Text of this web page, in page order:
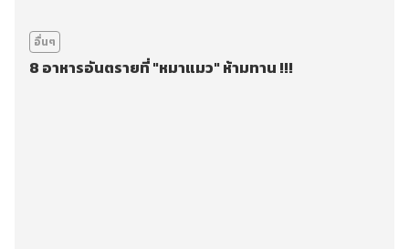
อื่นๆ
8 อาหารอันตรายที่ "หมาแมว" ห้ามทาน !!!